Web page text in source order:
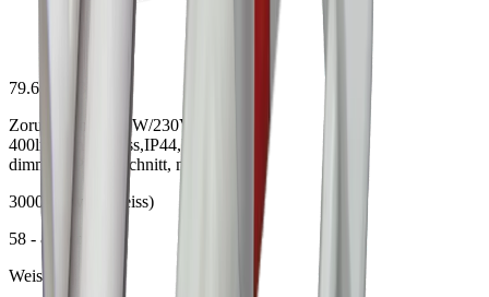
79.61135.30
Zoruna Junior 6.0W/230V 3000K
400lm, rund, weiss,IP44,RA>92
dimmbar PH Abschnitt, m. Klemm
3000 K (warmweiss)
58 - 80 mm
Weiss